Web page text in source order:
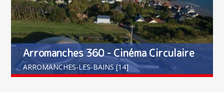
Arromanches 360 - Cinéma Circulaire
ARROMANCHES-LES-BAINS [14]